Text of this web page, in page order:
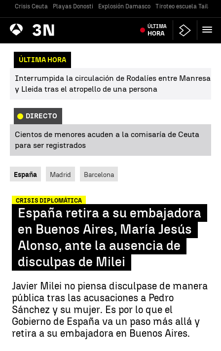
Crisis Ceuta Playas Donosti Explosión Damasco Tiroteo escuela
Antena
3 Noticias ÚLTIMA
HORA
ÚLTIMA HORA
Interrumpida la circulación de Rodalíes entre Manresa
y Lleida tras el atropello de una persona
DIRECTO
Cientos de menores acuden a la comisaría de Ceuta
para ser registrados
España Madrid Barcelona
CRISIS DIPLOMÁTICA
España retira a su embajadora
en Buenos Aires, María Jesús
Alonso, ante la ausencia de
disculpas de Milei
Javier Milei no piensa disculpase de manera
pública tras las acusaciones a Pedro
Sánchez y su mujer. Es por lo que el
Gobierno de España va un paso más allá y
retira a su embajadora en Buenos Aires.